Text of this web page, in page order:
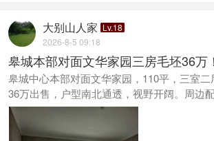
大别山人家 Lv.18
2026-8-5 09:18
皋城本部对面文华家园三房毛坯36万！
皋城中心本部对面文华家园，110平，三室二
36万出售，户型南北通透，视野开阔。周边